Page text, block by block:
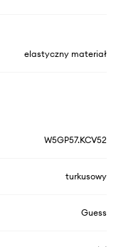
elastyczny materiał
W5GP57.KCV52
turkusowy
Guess